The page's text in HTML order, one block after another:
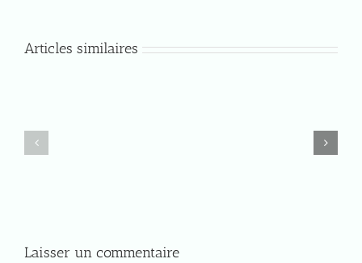
Articles similaires
novembre
Laisser un commentaire